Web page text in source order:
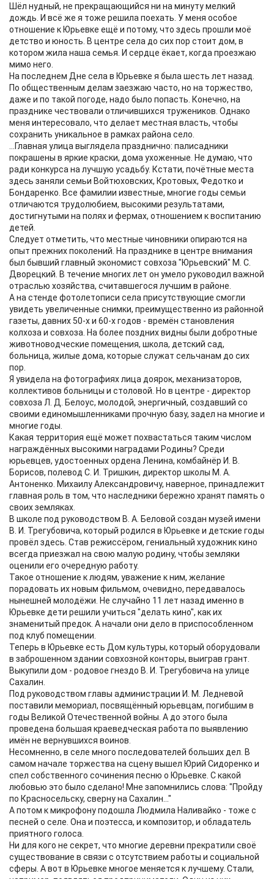
Шёл нудный, не прекращающийся ни на минуту мелкий
дождь. И всё же я тоже решила поехать. У меня особое
отношение к Юрьевке ещё и потому, что здесь прошли моё
детство и юность. В центре села до сих пор стоит дом, в
котором жила наша семья. И сердце ёкает, когда проезжаю
мимо него.
На последнем Дне села в Юрьевке я была шесть лет назад.
По общественным делам заезжаю часто, но на торжество,
даже и по такой погоде, надо было попасть. Конечно, на
празднике чествовали отличившихся тружеников. Однако
меня интересовало, что делает местная власть, чтобы
сохранить уникальное в рамках района село.
...Главная улица выглядела празднично: палисадники
покрашены в яркие краски, дома ухоженные. Не думаю, что
ради конкурса на лучшую усадьбу. Кстати, почётные места
здесь заняли семьи Войтюховских, Кротовых, Федотко и
Бондаренко. Все фамилии известные, многие годы семьи
отличаются трудолюбием, высокими результатами,
достигнутыми на полях и фермах, отношением к воспитанию
детей.
Следует отметить, что местные чиновники опираются на
опыт прежних поколений. На празднике в центре внимания
был бывший главный экономист совхоза "Юрьевский" М. С.
Дворецкий. В течение многих лет он умело руководил важной
отраслью хозяйства, считавшегося лучшим в районе.
А на стенде фотолетописи села присутствующие смогли
увидеть увеличенные снимки, преимущественно из районной
газеты, давних 50-х и 60-х годов - времён становления
колхоза и совхоза. На более поздних видны были добротные
животноводческие помещения, школа, детский сад,
больница, жилые дома, которые служат сельчанам до сих
пор.
Я увидела на фотографиях лица доярок, механизаторов,
коллективов больницы и столовой. Но в центре - директор
совхоза Л. Д. Белоус, молодой, энергичный, создавший со
своими единомышленниками прочную базу, задел на многие и
многие годы.
Какая территория ещё может похвастаться таким числом
награждённых высокими наградами Родины? Среди
юрьевцев, удостоенных ордена Ленина, комбайнёр И. В.
Борисов, полевод С. И. Тришкин, директор школы М. А.
Антоненко. Михаилу Александровичу, наверное, принадлежит
главная роль в том, что наследники бережно хранят память о
своих земляках.
В школе под руководством В. А. Беловой создан музей имени
В. И. Трегубовича, который родился в Юрьевке и детские годы
провёл здесь. Став режиссёром, гениальный художник кино
всегда приезжал на свою малую родину, чтобы земляки
оценили его очередную работу.
Такое отношение к людям, уважение к ним, желание
порадовать их новым фильмом, очевидно, передавалось
нынешней молодёжи. Не случайно 11 лет назад именно в
Юрьевке дети решили учиться "делать кино", как их
знаменитый предок. А начали они дело в приспособленном
под клуб помещении.
Теперь в Юрьевке есть Дом культуры, который оборудовали
в заброшенном здании совхозной конторы, выиграв грант.
Выкупили дом - родовое гнездо В. И. Трегубовича на улице
Сахалин.
Под руководством главы администрации И. М. Ледневой
поставили мемориал, посвящённый юрьевцам, погибшим в
годы Великой Отечественной войны. А до этого была
проведена большая краеведческая работа по выявлению
имён не вернувшихся воинов.
Несомненно, в селе много последователей больших дел. В
самом начале торжества на сцену вышел Юрий Сидоренко и
спел собственного сочинения песню о Юрьевке. С какой
любовью это было сделано! Мне запомнились слова: "Пройду
по Красносельску, сверну на Сахалин..."
А потом к микрофону подошла Людмила Наливайко - тоже с
песней о селе. Она и поэтесса, и композитор, и обладатель
приятного голоса.
Ни для кого не секрет, что многие деревни прекратили своё
существование в связи с отсутствием работы и социальной
сферы. А вот в Юрьевке многое меняется к лучшему. Стали,